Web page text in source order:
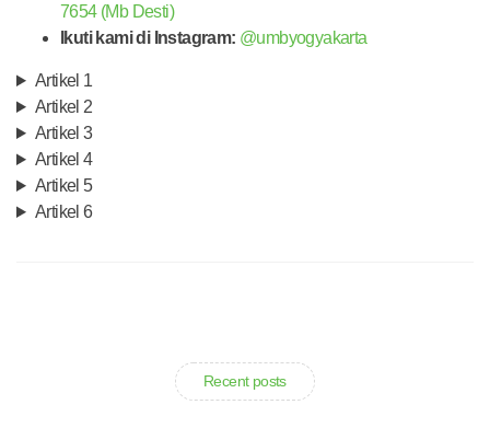
7654 (Mb Desti)
Ikuti kami di Instagram: @umbyogyakarta
Artikel 1
Artikel 2
Artikel 3
Artikel 4
Artikel 5
Artikel 6
Recent posts